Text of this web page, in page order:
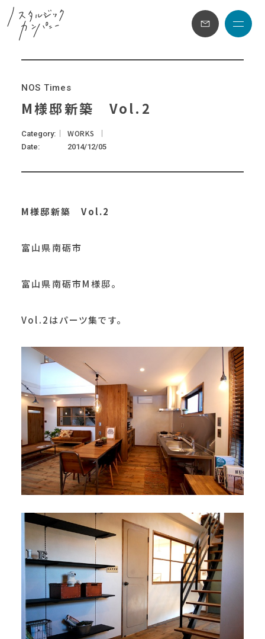
メニ
NOS Times
M様邸新築 Vol.2
Category WORKS
Date 2014/12/05
M様邸新築 Vol.2
富山県南砺市
富山県南砺市M様邸。
Vol.2はパーツ集です。